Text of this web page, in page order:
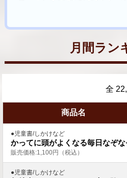
月間ラン
全
商品名
●児童書/しかけなど
かってに頭がよくなる毎日なぞな
販売価格:1,100円（税込）
●児童書/しかけなど